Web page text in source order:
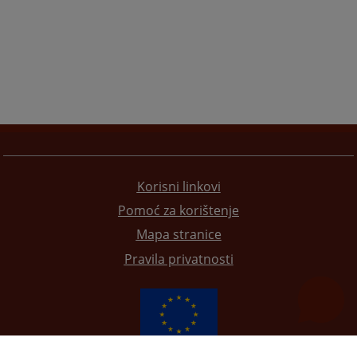
Korisni linkovi
Pomoć za korištenje
Mapa stranice
Pravila privatnosti